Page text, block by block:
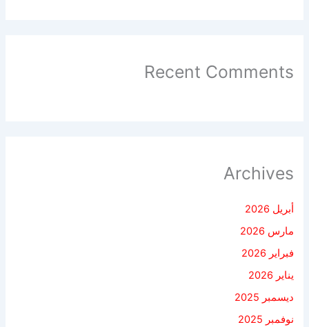
Recent Comments
Archives
أبريل 2026
مارس 2026
فبراير 2026
يناير 2026
ديسمبر 2025
نوفمبر 2025